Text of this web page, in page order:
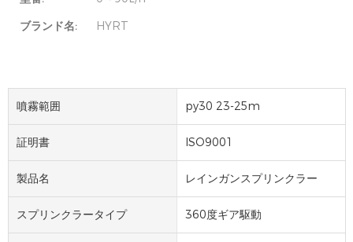
ブランド名:
HYRT
噴霧範囲 py30 23-25m
証明書 ISO9001
製品名 レインガンスプリンクラー
スプリンクラータイプ 360度ギア駆動